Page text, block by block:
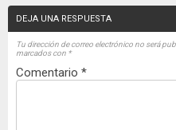
DEJA UNA RESPUESTA
Tu dirección de correo electrónico no será
marcados con *
Comentario *